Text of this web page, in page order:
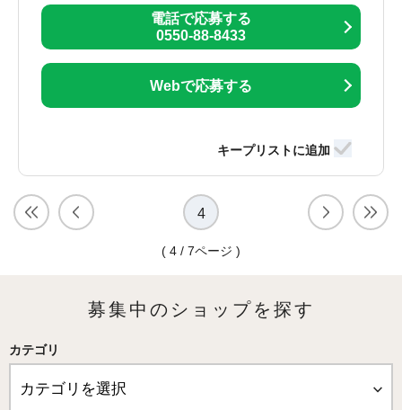
電話で応募する
0550-88-8433
Webで応募する
4
( 4 / 7ページ )
募集中のショップを探す
カテゴリ